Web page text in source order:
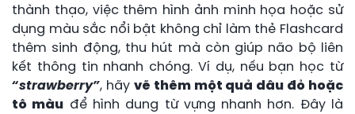
thành thạo, việc thêm hình ảnh minh họa hoặc sử
dụng màu sắc nổi bật không chỉ làm thẻ Flashcard
thêm sinh động, thu hút mà còn giúp não bộ liên
kết thông tin nhanh chóng. Ví dụ, nếu bạn học từ
“strawberry”, hãy vẽ thêm một quả dâu đỏ hoặc
tô màu để hình dung từ vựng nhanh hơn. Đây là